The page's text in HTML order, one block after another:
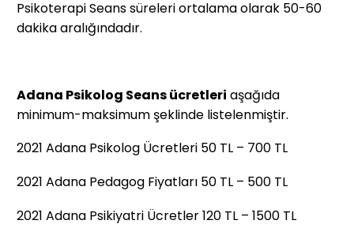
Psikoterapi Seans süreleri ortalama olarak 50-60
dakika aralığındadır.
Adana Psikolog Seans ücretleri aşağıda
minimum-maksimum şeklinde listelenmiştir.
2021 Adana Psikolog Ücretleri 50 TL – 700 TL
2021 Adana Pedagog Fiyatları 50 TL – 500 TL
2021 Adana Psikiyatri Ücretler 120 TL – 1500 TL